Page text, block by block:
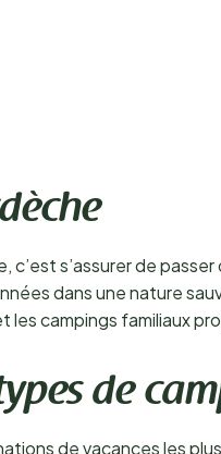
c’est s’assurer de
dans une nature
les campings familiaux
de
de vacances les